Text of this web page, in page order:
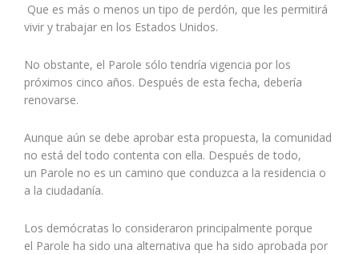
Que es más o menos un tipo de perdón, que les permitirá
vivir y trabajar en los Estados Unidos.
No obstante, el Parole sólo tendría vigencia por los
próximos cinco años. Después de esta fecha, debería
renovarse.
Aunque aún se debe aprobar esta propuesta, la comunidad
no está del todo contenta con ella. Después de todo,
un Parole no es un camino que conduzca a la residencia o
a la ciudadanía.
Los demócratas lo consideraron principalmente porque
el Parole ha sido una alternativa que ha sido aprobada por